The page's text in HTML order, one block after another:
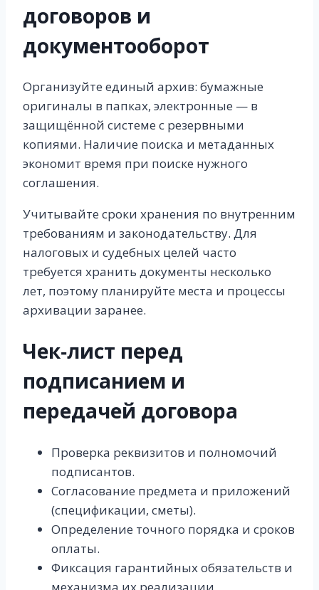
договоров и
документооборот
Организуйте единый архив: бумажные
оригиналы в папках, электронные — в
защищённой системе с резервными
копиями. Наличие поиска и метаданных
экономит время при поиске нужного
соглашения.
Учитывайте сроки хранения по внутренним
требованиям и законодательству. Для
налоговых и судебных целей часто
требуется хранить документы несколько
лет, поэтому планируйте места и процессы
архивации заранее.
Чек‑лист перед
подписанием и
передачей договора
Проверка реквизитов и полномочий
подписантов.
Согласование предмета и приложений
(спецификации, сметы).
Определение точного порядка и сроков
оплаты.
Фиксация гарантийных обязательств и
механизма их реализации.